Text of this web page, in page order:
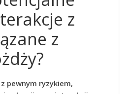
z
z
pewnym ryzykiem,